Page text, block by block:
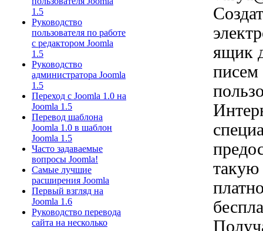
1.5
Руководство
пользователя по работе
с редактором Joomla
1.5
Руководство
администратора Joomla
1.5
Переход с Joomla 1.0 на
Joomla 1.5
Перевод шаблона
Joomla 1.0 в шаблон
Joomla 1.5
Часто задаваемые
вопросы Joomla!
Самые лучшие
расширения Joomla
Первый взгляд на
Joomla 1.6
Руководство перевода
сайта на несколько
ящик
писем
такую